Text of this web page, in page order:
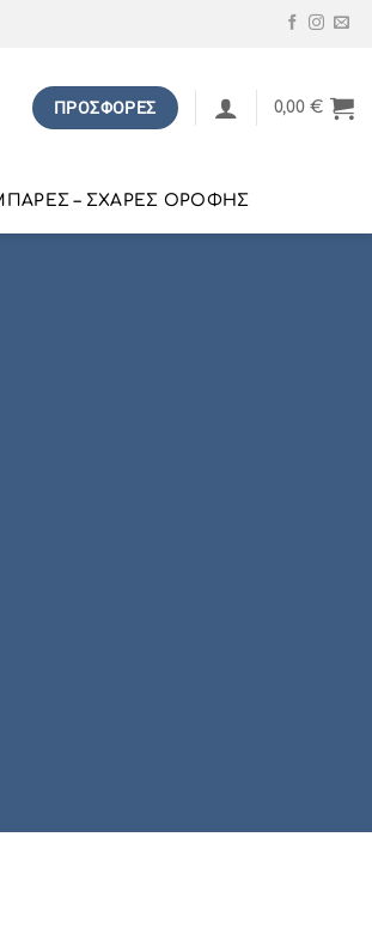
ΠΡΟΣΦΟΡΕΣ 0,00€
– ΣΧΑΡΕΣ ΟΡΟΦΗΣ